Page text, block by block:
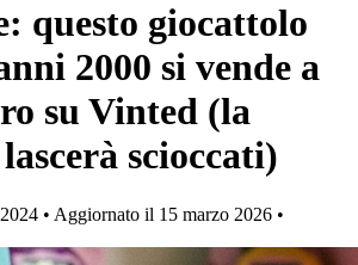
questo giocattolo
2000 si vende a
su Vinted (la
scioccati)
• Aggiornato il 15 marzo 2026 •